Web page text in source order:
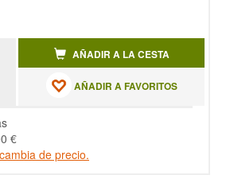
AÑADIR A LA CESTA
AÑADIR A FAVORITOS
€
de precio.